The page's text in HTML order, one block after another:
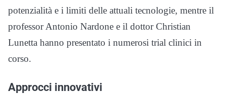
potenzialità e i limiti delle attuali tecnologie, mentre il
professor Antonio Nardone e il dottor Christian
Lunetta hanno presentato i numerosi trial clinici in
corso.
Approcci innovativi